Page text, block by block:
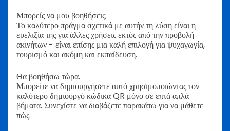
Μπορείς να μου βοηθήσεις;
Το καλύτερο πράγμα σχετικά με αυτήν τη λύση είναι η
ευελιξία της για άλλες χρήσεις εκτός από την προβολή
ακινήτων - είναι επίσης μια καλή επιλογή για ψυχαγωγία,
τουρισμό και ακόμη και εκπαίδευση.
Θα βοηθήσω τώρα.
Μπορείτε να δημιουργήσετε αυτό χρησιμοποιώντας τον
καλύτερο δημιουργό κώδικα QR μόνο σε επτά απλά
βήματα. Συνεχίστε να διαβάζετε παρακάτω για να μάθετε
πώς.